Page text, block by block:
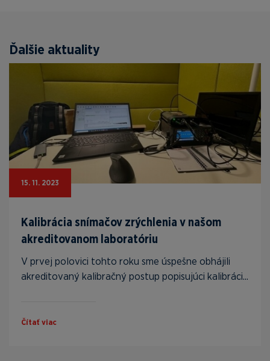
Ďalšie aktuality
15. 11. 2023
Kalibrácia snímačov zrýchlenia v našom
akreditovanom laboratóriu
V prvej polovici tohto roku sme úspešne obhájili
akreditovaný kalibračný postup popisujúci kalibráci...
Čítať viac